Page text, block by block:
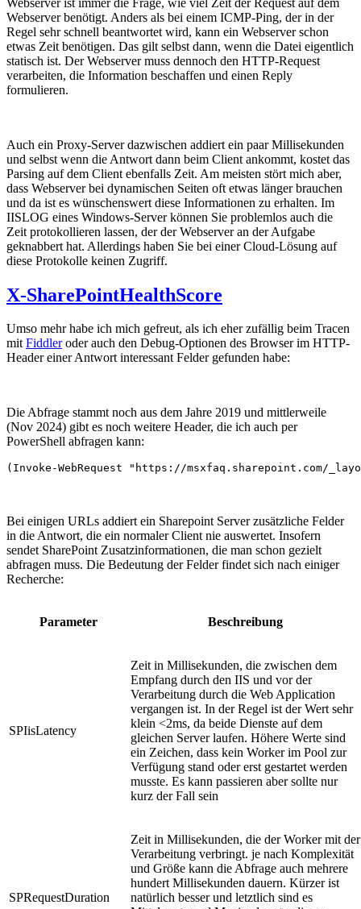
Webserver benötigt. Anders als bei einem ICMP-Ping, der in der
Regel sehr schnell beantwortet wird, kann ein Webserver schon
etwas Zeit benötigen. Das gilt selbst dann, wenn die Datei eigentlich
statisch ist. Der Webserver muss dennoch den HTTP-Request
verarbeiten, die Information beschaffen und einen Reply
formulieren.
Auch ein Proxy-Server dazwischen addiert ein paar Millisekunden
und selbst wenn die Antwort dann beim Client ankommt, kostet das
Parsing auf dem Client ebenfalls Zeit. Am meisten stört mich aber,
dass Webserver bei dynamischen Seiten oft etwas länger brauchen
und da ist es wünschenswert diese Informationen zu erhalten. Im
IISLOG eines Windows-Server können Sie problemlos auch die
Zeit protokollieren lassen, der der Webserver an der Aufgabe
geknabbert hat. Allerdings haben Sie bei einer Cloud-Lösung auf
diese Protokolle keinen Zugriff.
X-SharePointHealthScore
Umso mehr habe ich mich gefreut, als ich eher zufällig beim Tracen
mitFiddleroder auch den Debug-Optionen des Browser im HTTP-
Header einer Antwort interessant Felder gefunden habe:
Die Abfrage stammt noch aus dem Jahre 2019 und mittlerweile
(Nov 2024) gibt es noch weitere Header, die ich auch per
PowerShell abfragen kann:
(Invoke-WebRequest "https://msxfaq.sharepoint.com/
Bei einigen URLs addiert ein Sharepoint Server zusätzliche Felder
in die Antwort, die ein normaler Client nie auswertet. Insofern
sendet SharePoint Zusatzinformationen, die man schon gezielt
abfragen muss. Die Bedeutung der Felder findet sich nach einiger
Recherche:
Parameter Beschreibung
SPIisLatency
Zeit in Millisekunden, die zwischen dem
Empfang durch den IIS und vor der
Verarbeitung durch die Web Application
vergangen ist. In der Regel ist der Wert sehr
klein <2ms, da beide Dienste auf dem
gleichen Server laufen. Höhere Werte sind
ein Zeichen, dass kein Worker im Pool zur
Verfügung stand oder erst gestartet werden
musste. Es kann passieren aber sollte nur
kurz der Fall sein
SPRequestDuration
Zeit in Millisekunden, die der Worker mit der
Verarbeitung verbringt. je nach Komplexität
und Größe kann die Abfrage auch mehrere
hundert Millisekunden dauern. Kürzer ist
natürlich besser und letztlich sind es